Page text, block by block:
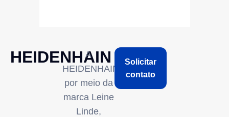
HEIDENHAIN
A
HEIDENHAIN,
por meio da
marca Leine
Linde,
Solicitar
contato